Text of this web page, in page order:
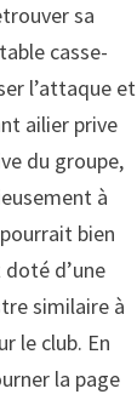
sa
casse-
l’attaque et
ailier prive
du groupe,
à
bien
d’une
similaire à
le club. En
la page